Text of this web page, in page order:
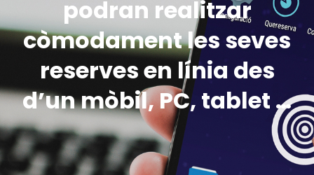
podran realitzar
còmodament les seves
reserves en línia des
d’un mòbil, PC, tablet …